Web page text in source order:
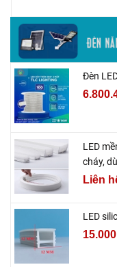
Đèn
LED
cháy,
Liên
LED